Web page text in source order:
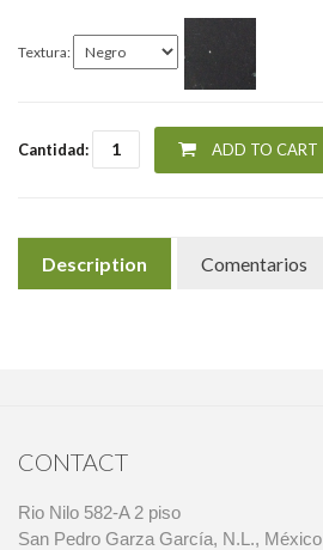
Textura:
Cantidad: ADD TO CART
Description Comentarios
CONTACT
Rio Nilo 582-A 2 piso
San Pedro Garza García, N.L., México